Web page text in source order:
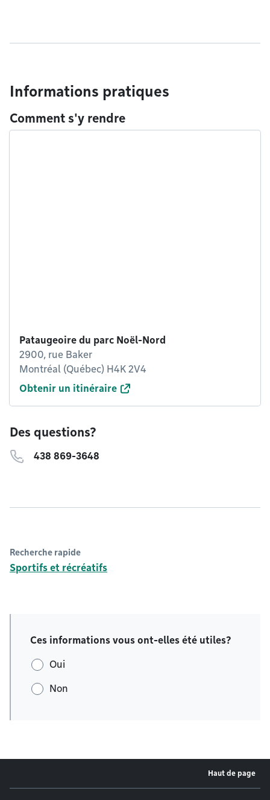
Informations pratiques
Comment s'y rendre
Pataugeoire du parc Noël-Nord
2900, rue Baker
Montréal (Québec) H4K 2V4
Obtenir un itinéraire
Des questions?
438 869-3648
Recherche rapide
Sportifs et récréatifs
Ces informations vous ont-elles été utiles?
Oui
Non
Haut de page